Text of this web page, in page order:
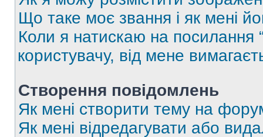
Що таке моє звання і як мені
Коли я натискаю на посилання
користувачу, від мене
Створення повідомлень
Як мені створити тему на
Як мені відредагувати або